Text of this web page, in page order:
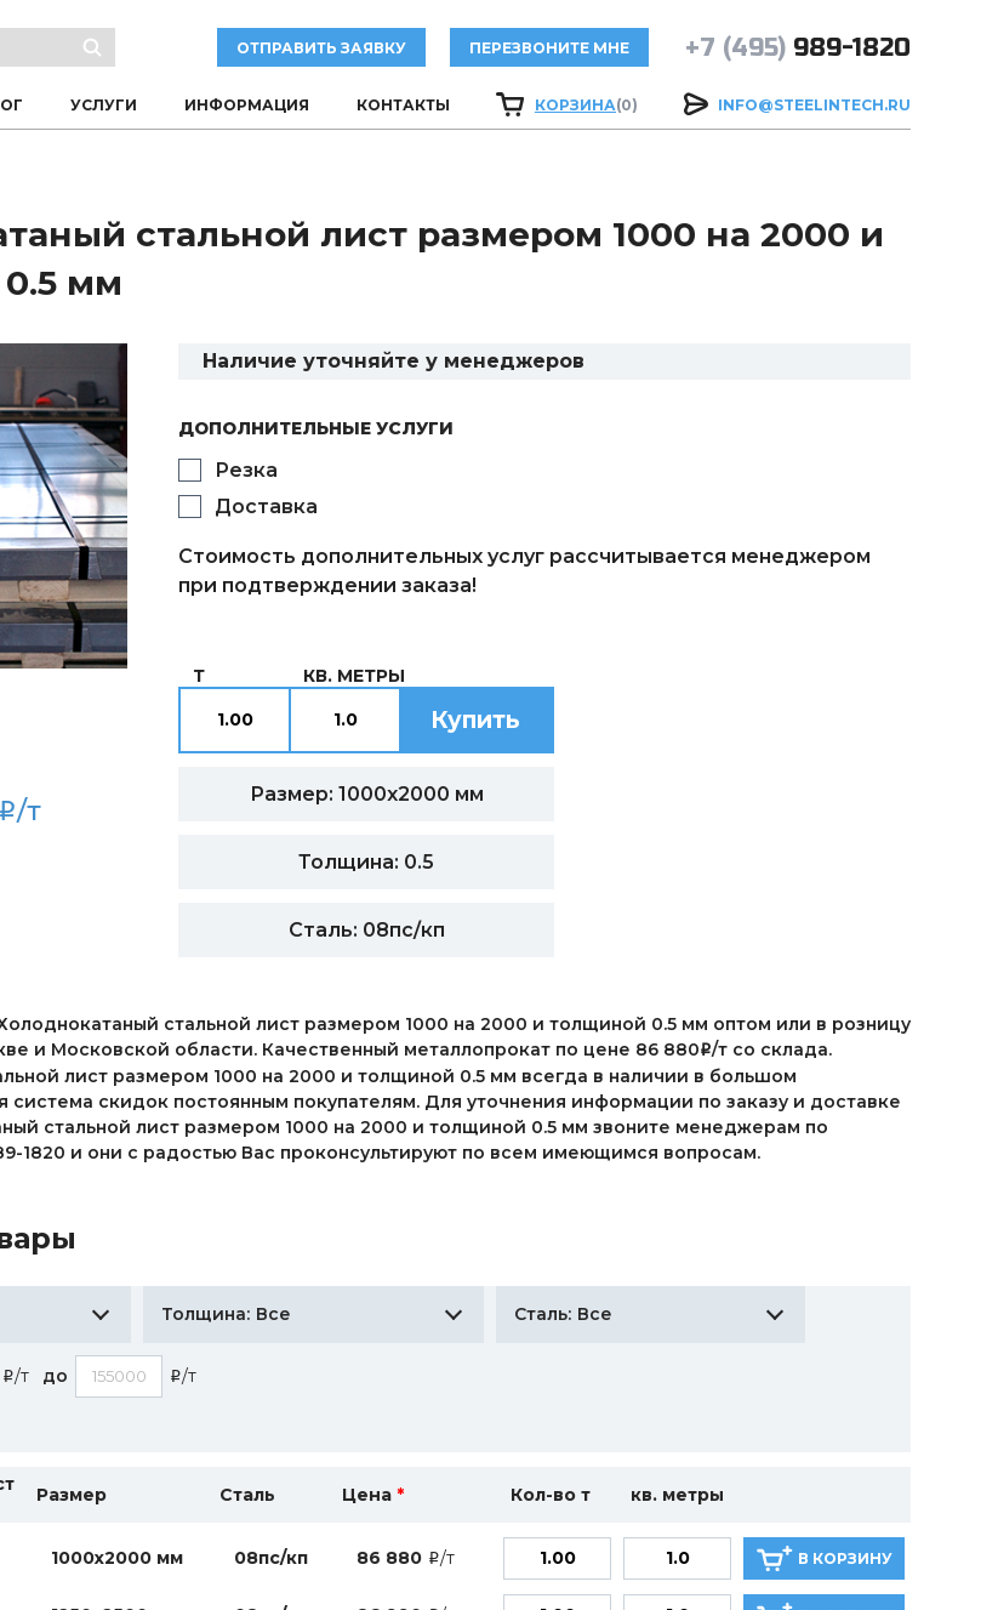
ОТПРАВИТЬ ЗАЯВКУ ПЕРЕЗВОНИТЕ МНЕ +7 (495) 989-1820
УСЛУГИ ИНФОРМАЦИЯ КОНТАКТЫ КОРЗИНА(0) INFO@STEELINTECH.RU
стальной лист размером 1000 на 2000 и
мм
Наличие уточняйте у менеджеров
ДОПОЛНИТЕЛЬНЫЕ УСЛУГИ
Резка
Доставка
Стоимость дополнительных услуг рассчитывается менеджером
при подтверждении заказа!
i/т
Т КВ. МЕТРЫ
Купить
Размер: 1000х2000 мм
Толщина: 0.5
Сталь: 08пс/кп
стальной лист размером 1000 на 2000 и толщиной 0.5 мм оптом или в розницу
и Московской области. Качественный металлопрокат по цене 86 880i/т со склада.
лист размером 1000 на 2000 и толщиной 0.5 мм всегда в наличии в большом
система скидок постоянным покупателям. Для уточнения информации по заказу и доставке
стальной лист размером 1000 на 2000 и толщиной 0.5 мм звоните менеджерам по
1820 и они с радостью Вас проконсультируют по всем имеющимся вопросам.
Толщина: Все Сталь: Все
i/т до i/т
Размер Сталь Цена * Кол-во т кв. метры
1000х2000 мм 08пс/кп 86 880 i/т В КОРЗИНУ